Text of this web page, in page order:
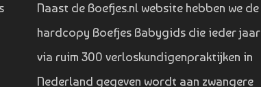
Naast de Boefjes.nl website hebben we de
hardcopy Boefjes Babygids die ieder jaar
via ruim 300 verloskundigenpraktijken in
Nederland gegeven wordt aan zwangere